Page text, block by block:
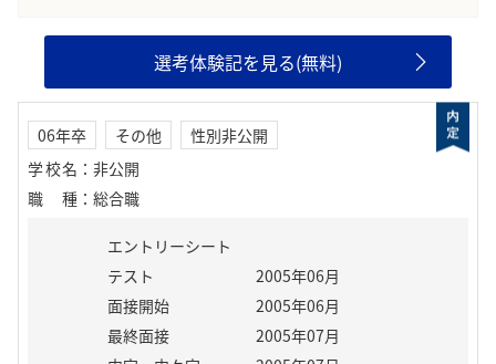
選考体験記を見る(無料)
06年卒 その他
性別非公開
学校名 ： 非公開
職種 ： 総合職
エントリーシート
テスト
2005年06月
面接開始
2005年06月
最終面接
2005年07月